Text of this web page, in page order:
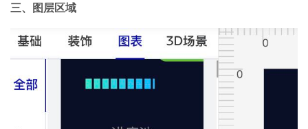
三、图层区域